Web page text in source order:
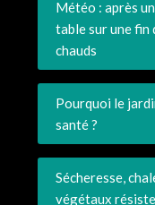
Météo : après
table sur une fin
chauds
Pourquoi le
santé ?
Sécheresse,
végétaux